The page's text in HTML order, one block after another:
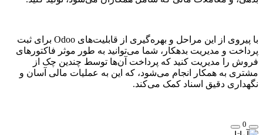
با پیروی از این مراحل و بهره‌گیری از قابلیت‌های Odoo برای ثبت
پرداخت و مدیریت بدهکار، شما می‌توانید به طور موثر فاکتورهای
فروش را مدیریت کنید که پرداخت آن‌ها توسط چندین چک از
مشتری به همکار انجام می‌شود، که این به عملیات مالی آسان و
نگهداری دقیق اسناد کمک می‌کند.
0